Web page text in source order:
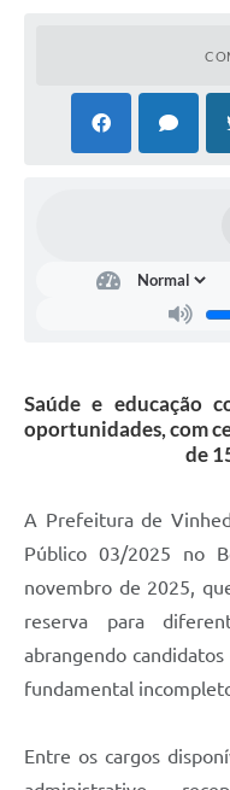
Normas e Legislação
Sistema de Protocolo
Listagem dos CEPs de
Associação dos Servidores
Audiências Públicas
Arquivos para Download
Saúde e educação
oportunidades, com
de
A Prefeitura de
Público 03/2025 no
novembro de 2025,
reserva para
abrangendo
fundamental
Entre os cargos